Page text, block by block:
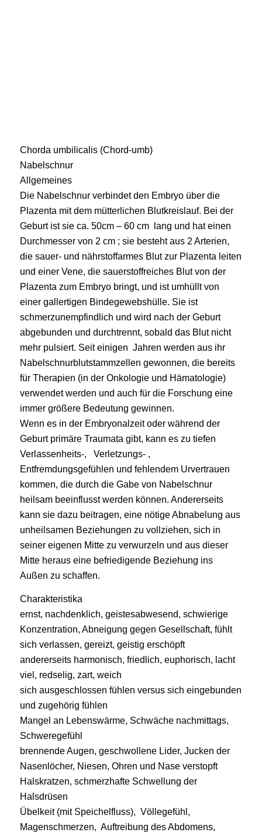
Chorda umbilicalis (Chord-umb)
Nabelschnur
Allgemeines
Die Nabelschnur verbindet den Embryo über die
Plazenta mit dem mütterlichen Blutkreislauf. Bei der
Geburt ist sie ca. 50cm – 60 cm lang und hat einen
Durchmesser von 2 cm ; sie besteht aus 2 Arterien,
die sauer- und nährstoffarmes Blut zur Plazenta leiten
und einer Vene, die sauerstoffreiches Blut von der
Plazenta zum Embryo bringt, und ist umhüllt von
einer gallertigen Bindegewebshülle. Sie ist
schmerzunempfindlich und wird nach der Geburt
abgebunden und durchtrennt, sobald das Blut nicht
mehr pulsiert. Seit einigen Jahren werden aus ihr
Nabelschnurblutstammzellen gewonnen, die bereits
für Therapien (in der Onkologie und Hämatologie)
verwendet werden und auch für die Forschung eine
immer größere Bedeutung gewinnen.
Wenn es in der Embryonalzeit oder während der
Geburt primäre Traumata gibt, kann es zu tiefen
Verlassenheits-, Verletzungs- ,
Entfremdungsgefühlen und fehlendem Urvertrauen
kommen, die durch die Gabe von Nabelschnur
heilsam beeinflusst werden können. Andererseits
kann sie dazu beitragen, eine nötige Abnabelung aus
unheilsamen Beziehungen zu vollziehen, sich in
seiner eigenen Mitte zu verwurzeln und aus dieser
Mitte heraus eine befriedigende Beziehung ins
Außen zu schaffen.
Charakteristika
ernst, nachdenklich, geistesabwesend, schwierige
Konzentration, Abneigung gegen Gesellschaft, fühlt
sich verlassen, gereizt, geistig erschöpft
andererseits harmonisch, friedlich, euphorisch, lacht
viel, redselig, zart, weich
sich ausgeschlossen fühlen versus sich eingebunden
und zugehörig fühlen
Mangel an Lebenswärme, Schwäche nachmittags,
Schweregefühl
brennende Augen, geschwollene Lider, Jucken der
Nasenlöcher, Niesen, Ohren und Nase verstopft
Halskratzen, schmerzhafte Schwellung der
Halsdrüsen
Übelkeit (mit Speichelfluss), Völlegefühl,
Magenschmerzen, Auftreibung des Abdomens,